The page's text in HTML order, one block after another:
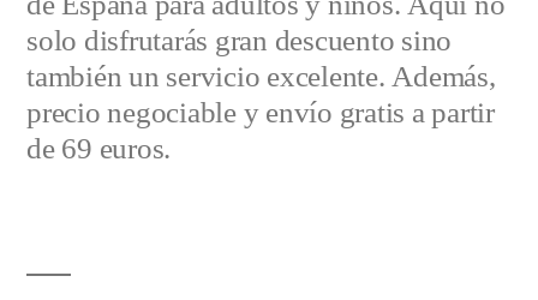
solo disfrutarás gran descuento sino
también un servicio excelente. Además,
precio negociable y envío gratis a partir
de 69 euros.